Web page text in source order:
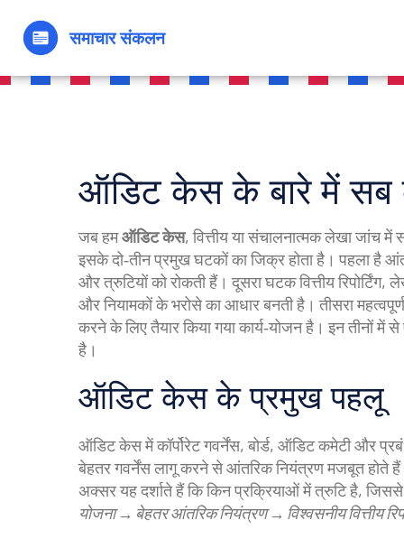
ऑडिट केस के बारे में
जब हमऑडिट केस,वित्तीय या संचालनात्मक लेखा जांच में
इसके दो‑तीन प्रमुख घटकों का जिक्र होता है। पहला है
और त्रुटियों को रोकती हैं। दूसरा घटकवित्तीय रिपोर्टिंग,
और नियामकों के भरोसे का आधार बनती है। तीसरा
करने के लिए तैयार किया गया कार्य‑योजनहै। इन तीनों में से
है।
ऑडिट केस के प्रमुख पहलू
ऑडिट केस मेंकॉर्पोरेट गवर्नेंस,बोर्ड, ऑडिट कमेटी और
बेहतर गवर्नेंस लागू करने से आंतरिक नियंत्रण मजबूत होते हैं
अक्सर यह दर्शाते हैं कि किन प्रक्रियाओं में त्रुटि है,
योजना → बेहतर आंतरिक नियंत्रण → विश्वसनीय वित्तीय